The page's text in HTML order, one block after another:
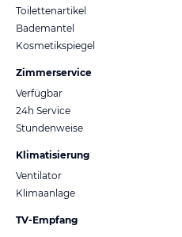
Toilettenartikel
Bademantel
Kosmetikspiegel
Zimmerservice
Verfügbar
24h Service
Stundenweise
Klimatisierung
Ventilator
Klimaanlage
TV-Empfang